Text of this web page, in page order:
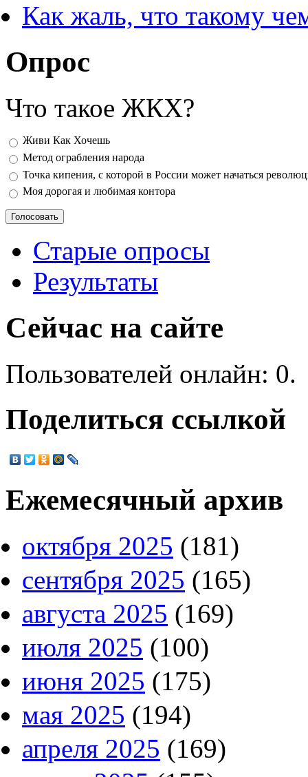
Как жаль, что такому
Опрос
Что такое ЖКХ?
Варианты
Живи Как Хочешь
Метод ограбления народа
Точка кипения, с которой в России может начаться
Моя дорогая и любимая контора
Старые опросы
Результаты
Сейчас на сайте
Пользователей онлайн: 0.
Поделиться ссылкой
Ежемесячный архив
октября 2025 (181)
сентября 2025 (165)
августа 2025 (169)
июля 2025 (100)
июня 2025 (175)
мая 2025 (194)
апреля 2025 (169)